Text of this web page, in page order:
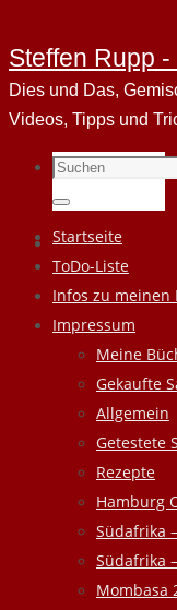
Steffen Rupp
Dies und Das,
Videos, Tipps und
Suchen
nach:
Suchen
Zum
Inhalt
springen
Startseite
ToDo-Liste
Infos zu meinen
Impressum
Meine
Gekaufte
Allgemein
Getestete
Rezepte
Hamburg
Südafrika
Südafrika
Mombasa